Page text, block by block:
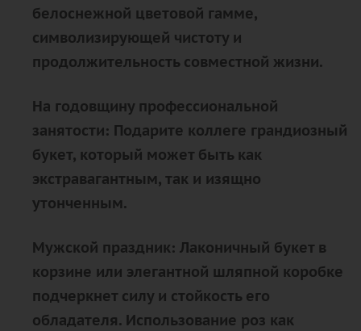
белоснежной цветовой гамме,
символизирующей чистоту и
продолжительность совместной жизни.
На годовщину профессиональной
занятости: Подарите коллеге грандиозный
букет, который может быть как
экстравагантным, так и изящно
утонченным.
Мужской праздник: Лаконичный букет в
корзине или элегантной шляпной коробке
подчеркнет силу и стойкость его
обладателя. Использование роз как